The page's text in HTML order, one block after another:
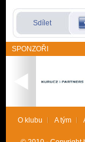
Sdílet
SPONZOŘI
O klubu A tým